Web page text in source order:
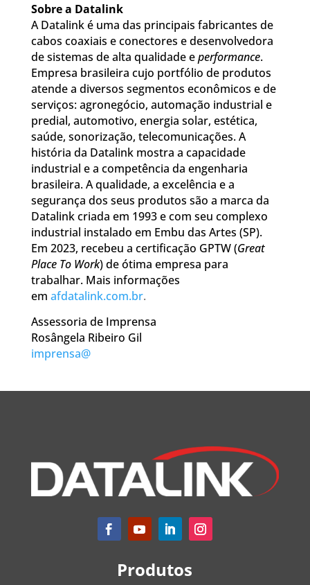
Sobre a Datalink
A Datalink é uma das principais fabricantes de
cabos coaxiais e conectores e desenvolvedora
de sistemas de alta qualidade eperformance.
Empresa brasileira cujo portfólio de produtos
atende a diversos segmentos econômicos e de
serviços: agronegócio, automação industrial e
predial, automotivo, energia solar, estética,
saúde, sonorização, telecomunicações. A
história da Datalink mostra a capacidade
industrial e a competência da engenharia
brasileira. A qualidade, a excelência e a
segurança dos seus produtos são a marca da
Datalink criada em 1993 e com seu complexo
industrial instalado em Embu das Artes (SP).
Em 2023, recebeu a certificação GPTW (Great
Place To Work) de ótima empresa para
trabalhar. Mais informações
em afdatalink.com.br.
Assessoria de Imprensa
Rosângela Ribeiro Gil
imprensa@
Produtos